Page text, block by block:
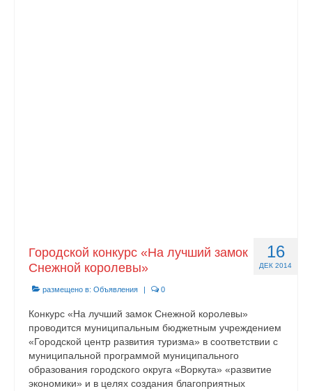
16
ДЕК 2014
Городской конкурс «На лучший замок
Снежной королевы»
размещено в: Объявления | 0
Конкурс «На лучший замок Снежной королевы»
проводится муниципальным бюджетным учреждением
«Городской центр развития туризма» в соответствии с
муниципальной программой муниципального
образования городского округа «Воркута» «развитие
экономики» и в целях создания благоприятных